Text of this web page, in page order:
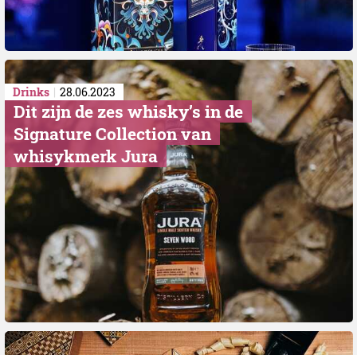
Drinks 28.06.2023
Dit zijn de zes whisky’s in de
Signature Collection van
whisykmerk Jura